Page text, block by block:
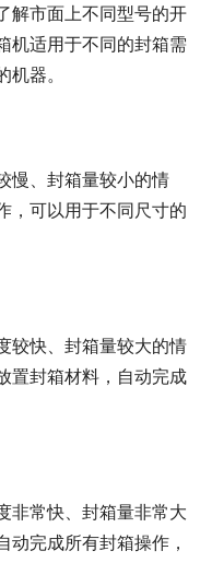
解市面上不同型号的开
机适用于不同的封箱需
器。
慢、封箱量较小的情
，可以用于不同尺寸的
较快、封箱量较大的情
置封箱材料，自动完成
非常快、封箱量非常大
完成所有封箱操作，